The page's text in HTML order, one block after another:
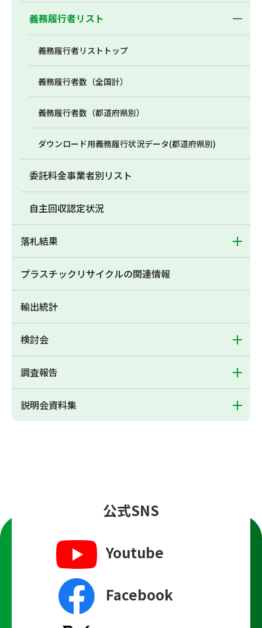
義務履行者リスト
義務履行者リストトップ
義務履行者数（全国計）
義務履行者数（都道府県別）
ダウンロード用義務履行状況データ(都道府県別)
委託料金事業者別リスト
自主回収認定状況
落札結果
プラスチックリサイクルの関連情報
輸出統計
検討会
調査報告
説明会資料集
公式SNS
Youtube
Facebook